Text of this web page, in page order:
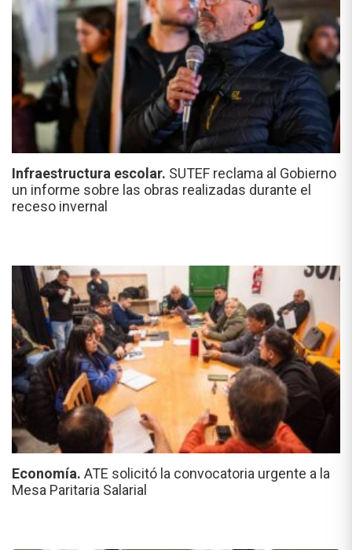
Infraestructura escolar. SUTEF reclama al Gobierno
un informe sobre las obras realizadas durante el
receso invernal
Economía. ATE solicitó la convocatoria urgente a la
Mesa Paritaria Salarial